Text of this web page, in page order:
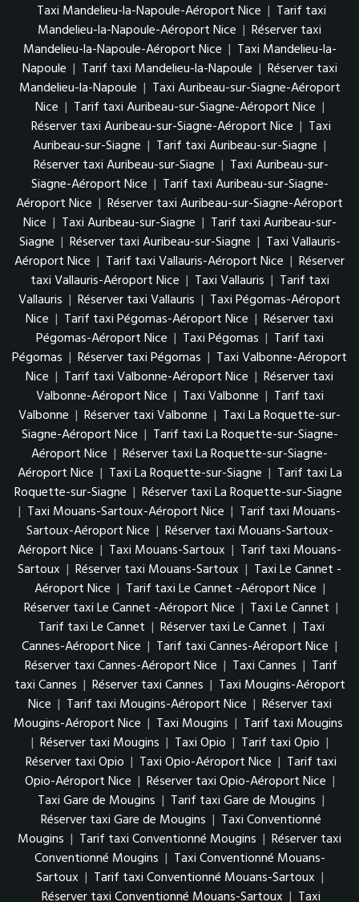
Taxi Mandelieu-la-Napoule-Aéroport Nice | Tarif taxi
Mandelieu-la-Napoule-Aéroport Nice | Réserver taxi
Mandelieu-la-Napoule-Aéroport Nice | Taxi Mandelieu-la-
Napoule | Tarif taxi Mandelieu-la-Napoule | Réserver taxi
Mandelieu-la-Napoule | Taxi Auribeau-sur-Siagne-Aéroport
Nice | Tarif taxi Auribeau-sur-Siagne-Aéroport Nice |
Réserver taxi Auribeau-sur-Siagne-Aéroport Nice | Taxi
Auribeau-sur-Siagne | Tarif taxi Auribeau-sur-Siagne |
Réserver taxi Auribeau-sur-Siagne | Taxi Auribeau-sur-
Siagne-Aéroport Nice | Tarif taxi Auribeau-sur-Siagne-
Aéroport Nice | Réserver taxi Auribeau-sur-Siagne-Aéroport
Nice | Taxi Auribeau-sur-Siagne | Tarif taxi Auribeau-sur-
Siagne | Réserver taxi Auribeau-sur-Siagne | Taxi Vallauris-
Aéroport Nice | Tarif taxi Vallauris-Aéroport Nice | Réserver
taxi Vallauris-Aéroport Nice | Taxi Vallauris | Tarif taxi
Vallauris | Réserver taxi Vallauris | Taxi Pégomas-Aéroport
Nice | Tarif taxi Pégomas-Aéroport Nice | Réserver taxi
Pégomas-Aéroport Nice | Taxi Pégomas | Tarif taxi
Pégomas | Réserver taxi Pégomas | Taxi Valbonne-Aéroport
Nice | Tarif taxi Valbonne-Aéroport Nice | Réserver taxi
Valbonne-Aéroport Nice | Taxi Valbonne | Tarif taxi
Valbonne | Réserver taxi Valbonne | Taxi La Roquette-sur-
Siagne-Aéroport Nice | Tarif taxi La Roquette-sur-Siagne-
Aéroport Nice | Réserver taxi La Roquette-sur-Siagne-
Aéroport Nice | Taxi La Roquette-sur-Siagne | Tarif taxi La
Roquette-sur-Siagne | Réserver taxi La Roquette-sur-Siagne
| Taxi Mouans-Sartoux-Aéroport Nice | Tarif taxi Mouans-
Sartoux-Aéroport Nice | Réserver taxi Mouans-Sartoux-
Aéroport Nice | Taxi Mouans-Sartoux | Tarif taxi Mouans-
Sartoux | Réserver taxi Mouans-Sartoux | Taxi Le Cannet -
Aéroport Nice | Tarif taxi Le Cannet -Aéroport Nice |
Réserver taxi Le Cannet -Aéroport Nice | Taxi Le Cannet |
Tarif taxi Le Cannet | Réserver taxi Le Cannet | Taxi
Cannes-Aéroport Nice | Tarif taxi Cannes-Aéroport Nice |
Réserver taxi Cannes-Aéroport Nice | Taxi Cannes | Tarif
taxi Cannes | Réserver taxi Cannes | Taxi Mougins-Aéroport
Nice | Tarif taxi Mougins-Aéroport Nice | Réserver taxi
Mougins-Aéroport Nice | Taxi Mougins | Tarif taxi Mougins
| Réserver taxi Mougins | Taxi Opio | Tarif taxi Opio |
Réserver taxi Opio | Taxi Opio-Aéroport Nice | Tarif taxi
Opio-Aéroport Nice | Réserver taxi Opio-Aéroport Nice |
Taxi Gare de Mougins | Tarif taxi Gare de Mougins |
Réserver taxi Gare de Mougins | Taxi Conventionné
Mougins | Tarif taxi Conventionné Mougins | Réserver taxi
Conventionné Mougins | Taxi Conventionné Mouans-
Sartoux | Tarif taxi Conventionné Mouans-Sartoux |
Réserver taxi Conventionné Mouans-Sartoux | Taxi